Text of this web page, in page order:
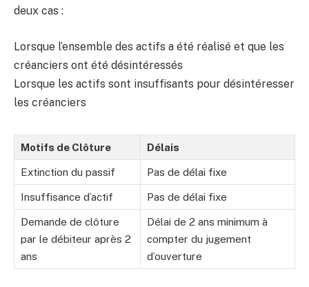
deux cas :
Lorsque l’ensemble des actifs a été réalisé et que les
créanciers ont été désintéressés
Lorsque les actifs sont insuffisants pour désintéresser
les créanciers
Motifs de Clôture Délais
Extinction du passif Pas de délai fixe
Insuffisance d’actif Pas de délai fixe
Demande de clôture
par le débiteur après 2
ans
Délai de 2 ans minimum à
compter du jugement
d’ouverture